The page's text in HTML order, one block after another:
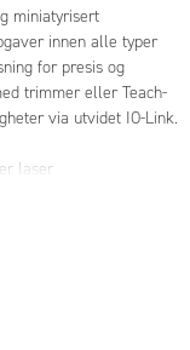
miniatyrisert
innen alle typer
for presis og
trimmer eller Teach-
via utvidet IO-Link.
laser
M8 og M12